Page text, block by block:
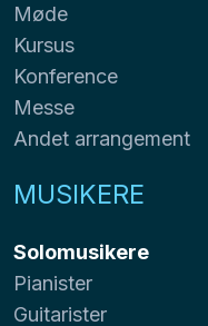
Møde
Kursus
Konference
Messe
Andet arrangement
MUSIKERE
Solomusikere
Pianister
Guitarister